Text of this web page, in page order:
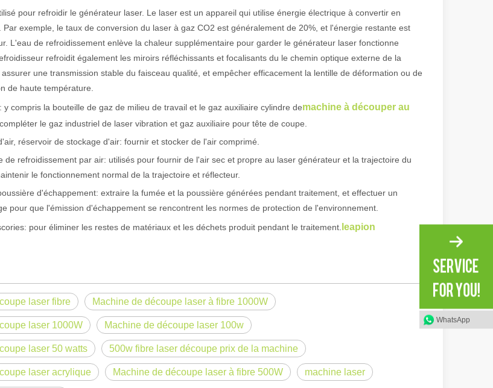
révolutionnent la fabrication de tuyauxDans le monde en évolution rapide de la fabrication métallique, l'efficacité et la
pour refroidir le générateur laser. Le laser est un appareil qui utilise énergie électrique à convertir en
Par exemple, le taux de conversion du laser à gaz CO2 est généralement de 20%, et l'énergie restante est
L'eau de refroidissement enlève la chaleur supplémentaire pour garder le générateur laser fonctionne
refroidit également les miroirs réfléchissants et focalisants du le chemin optique externe de la
une transmission stable du faisceau qualité, et empêcher efficacement la lentille de déformation ou de
de haute température.
y compris la bouteille de gaz de milieu de travail et le gaz auxiliaire cylindre demachine à découper au
compléter le gaz industriel de laser vibration et gaz auxiliaire pour tête de coupe.
réservoir de stockage d'air: fournir et stocker de l'air comprimé.
de refroidissement par air: utilisés pour fournir de l'air sec et propre au laser générateur et la trajectoire du
le fonctionnement normal de la trajectoire et réflecteur.
d'échappement: extraire la fumée et la poussière générées pendant traitement, et effectuer un
pour que l'émission d'échappement se rencontrent les normes de protection de l'environnement.
pour éliminer les restes de matériaux et les déchets produit pendant le traitement. leapion
laser fibre Machine de découpe laser à fibre 1000W
laser 1000W Machine de découpe laser 100w
laser 50 watts 500w fibre laser découpe prix de la machine
laser acrylique Machine de découpe laser à fibre 500W machine laser
WhatsApp